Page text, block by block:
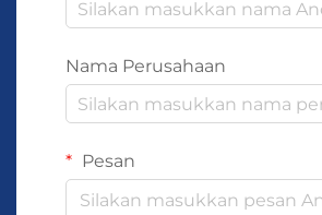
Nama Perusahaan
Pesan